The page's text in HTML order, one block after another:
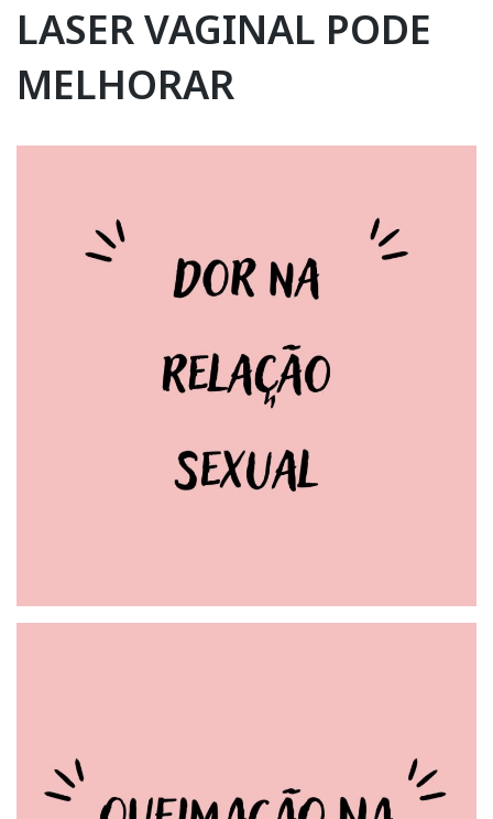
LASER VAGINAL PODE
MELHORAR